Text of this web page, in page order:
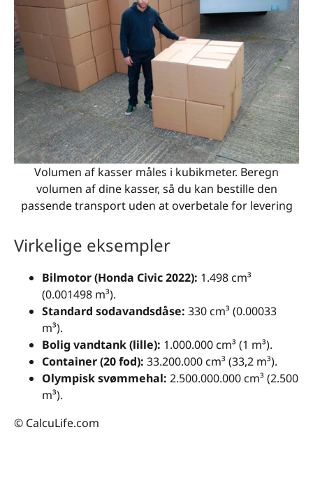
Volumen af kasser måles i kubikmeter. Beregn
volumen af dine kasser, så du kan bestille den
passende transport uden at overbetale for levering
Virkelige eksempler
Bilmotor (Honda Civic 2022): 1.498 cm³
(0.001498 m³).
Standard sodavandsdåse: 330 cm³ (0.00033
m³).
Bolig vandtank (lille): 1.000.000 cm³ (1 m³).
Container (20 fod): 33.200.000 cm³ (33,2 m³).
Olympisk svømmehal: 2.500.000.000 cm³ (2.500
m³).
© CalcuLife.com